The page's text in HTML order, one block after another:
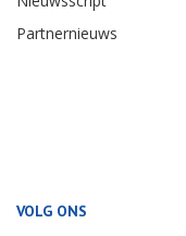
Partnernieuws
VOLG ONS